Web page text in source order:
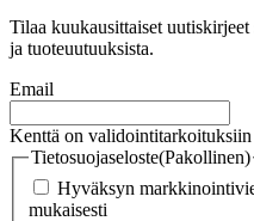
Tilaa kuukausittaiset
ja tuoteuutuuksista.
Email
Kenttä on validointitarkoituksiin
Tietosuojaseloste(Pakollinen)
Hyväksyn
mukaisesti